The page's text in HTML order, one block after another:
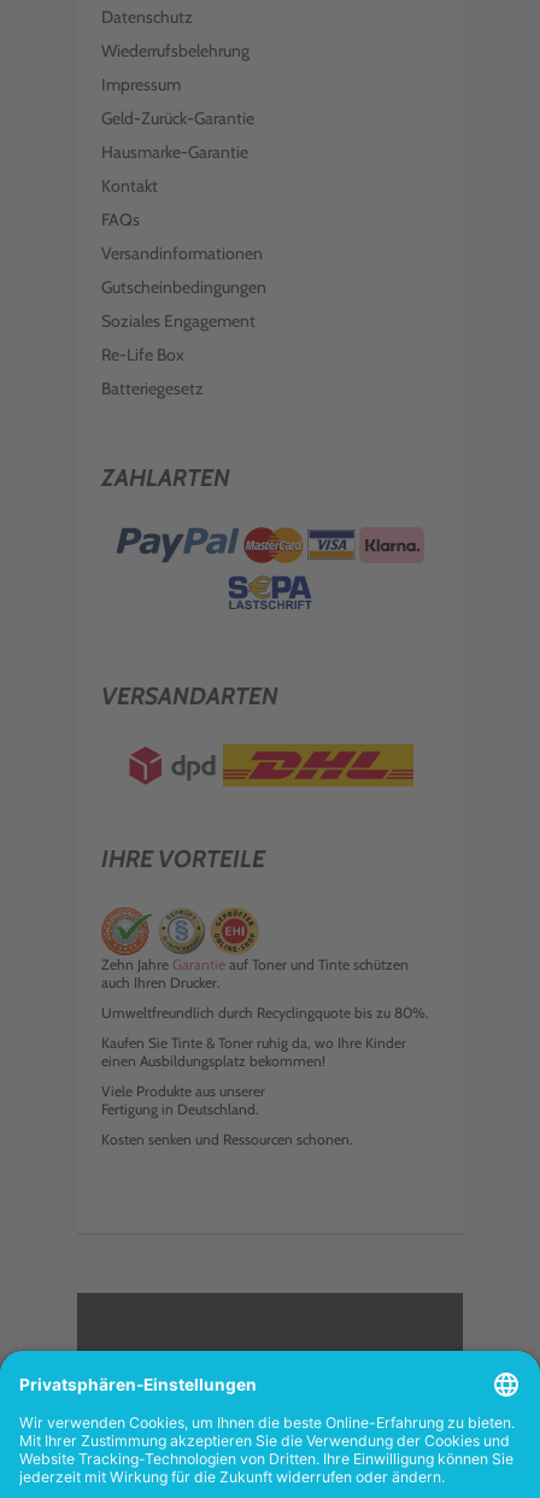
Datenschutz
Wiederrufsbelehrung
Impressum
Geld-Zurück-Garantie
Hausmarke-Garantie
Kontakt
FAQs
Versandinformationen
Gutscheinbedingungen
Soziales Engagement
Re-Life Box
Batteriegesetz
ZAHLARTEN
VERSANDARTEN
IHRE VORTEILE
Zehn Jahre Garantie auf Toner und Tinte schützen
auch Ihren Drucker.
Umweltfreundlich durch Recyclingquote bis zu 80%.
Kaufen Sie Tinte & Toner ruhig da, wo Ihre Kinder
einen Ausbildungsplatz bekommen!
Viele Produkte aus unserer
Fertigung in Deutschland.
Kosten senken und Ressourcen schonen.
<
FOLGEN SIE UNS